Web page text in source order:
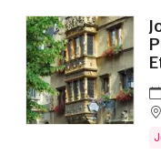
Journées du
Roussillon
Journées du